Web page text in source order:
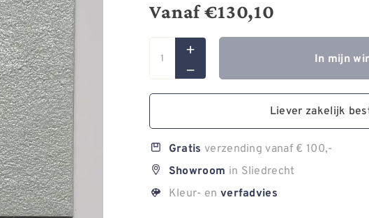
Vanaf€130,10
In mijn
Liever zakelijk
Gratis verzending vanaf € 100,-
Showroom in Sliedrecht
Kleur- en verfadvies